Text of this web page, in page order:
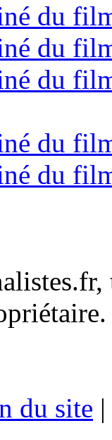
du
du
du
du
du
du site |